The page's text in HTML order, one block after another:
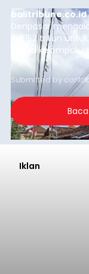
Denpasar
Rp1,152 triliun
warga kelompok
garis kemiskinan.
guna menjaga
kelompok desil 5
merosot ke
Submitted by
Iklan